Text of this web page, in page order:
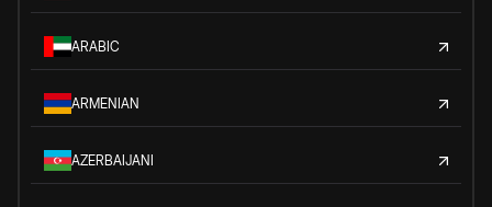
ARABIC
ARMENIAN
AZERBAIJANI